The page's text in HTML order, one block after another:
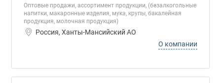
Оптовые продажи, ассортимент продукции, (безалкогольные
напитки, макаронные изделия, мука, крупы, бакалейная
продукция, молочная продукция)
Россия, Ханты-Мансийский АО
О компании